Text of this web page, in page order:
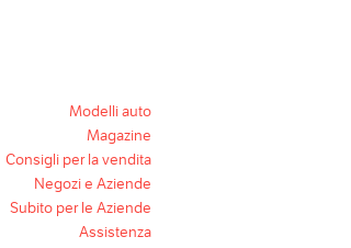
Modelli auto
Magazine
Consigli per la vendita
Negozi e Aziende
Subito per le Aziende
Assistenza